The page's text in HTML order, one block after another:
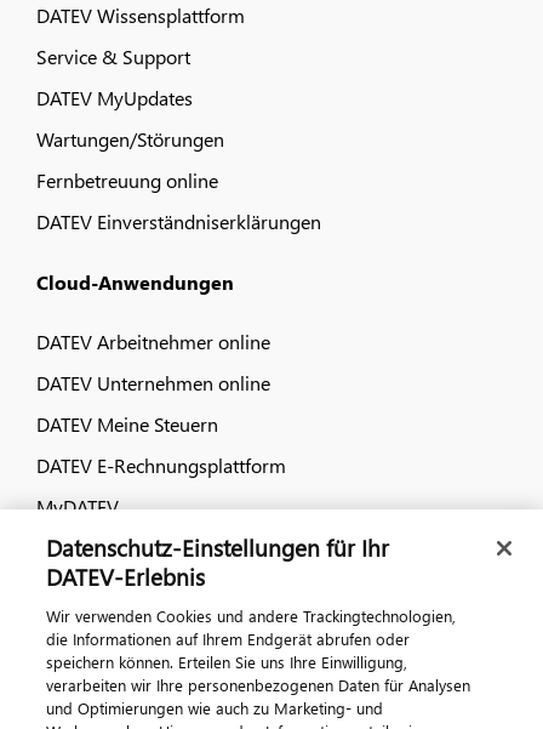
DATEV Wissensplattform
Service & Support
DATEV MyUpdates
Wartungen/Störungen
Fernbetreuung online
DATEV Einverständniserklärungen
Cloud-Anwendungen
DATEV Arbeitnehmer online
DATEV Unternehmen online
DATEV Meine Steuern
DATEV E-Rechnungsplattform
MyDATEV
Dialog & Medien
Veranstaltungen
DATEV magazin
DATEV-Community
Datenschutz-Einstellungen für Ihr
DATEV-Erlebnis
Wir verwenden Cookies und andere Trackingtechnologien,
die Informationen auf Ihrem Endgerät abrufen oder
speichern können. Erteilen Sie uns Ihre Einwilligung,
verarbeiten wir Ihre personenbezogenen Daten für Analysen
und Optimierungen wie auch zu Marketing- und